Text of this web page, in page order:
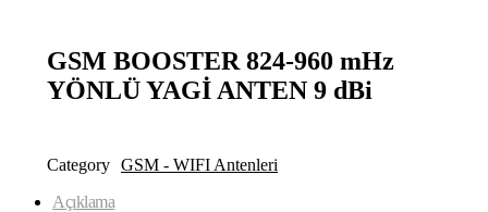
GSM BOOSTER 824-960 mHz
YÖNLÜ YAGİ ANTEN 9 dBi
Category GSM - WIFI Antenleri
Açıklama